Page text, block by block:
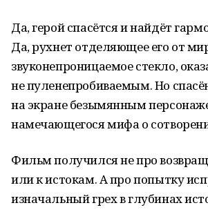
Да, герой спасётся и найдёт
Да, рухнет отделяющее его от
звуконепроницаемое стекло,
не пуленепробиваемым. Но
на экране безымянным
намечающегося мифа о
Фильм получился не про
или к истокам. А про попытку
изначальный грех в глубинах